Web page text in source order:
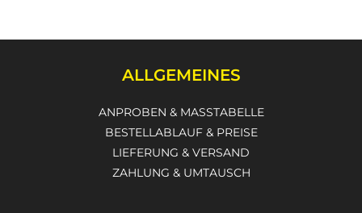
ALLGEMEINES
ANPROBEN & MASSTABELLE
BESTELLABLAUF & PREISE
LIEFERUNG & VERSAND
ZAHLUNG & UMTAUSCH